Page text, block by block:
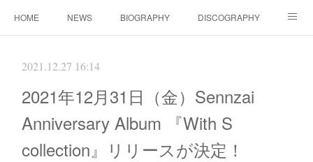
HOME NEWS BIOGRAPHY DISCOGRAPHY
2021.12.27 16:14
2021年12月31日（金）Sennzai
Anniversary Album 『With S
collection』リリースが決定！